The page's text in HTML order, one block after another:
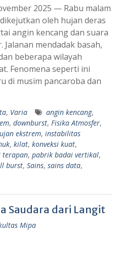
2025 — Rabu malam
oleh hujan deras
angin kencang dan suara
mendadak basah,
beberapa wilayah
Fenomena seperti ini
di musim pancaroba dan
, Varia angin kencang,
, downburst, Fisika Atmosfer,
ekstrem, instabilitas
, kilat, konveksi kuat,
terapan, pabrik badai vertikal,
burst, Sains, sains data,
Saudara dari Langit
Mipa